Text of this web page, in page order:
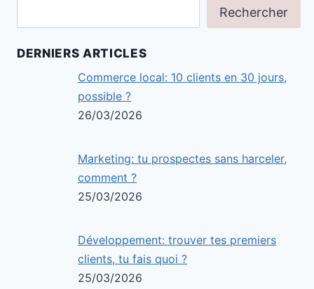
Rechercher
DERNIERS ARTICLES
Commerce local: 10 clients en 30 jours,
possible ?
26/03/2026
Marketing: tu prospectes sans harceler,
comment ?
25/03/2026
Développement: trouver tes premiers
clients, tu fais quoi ?
25/03/2026